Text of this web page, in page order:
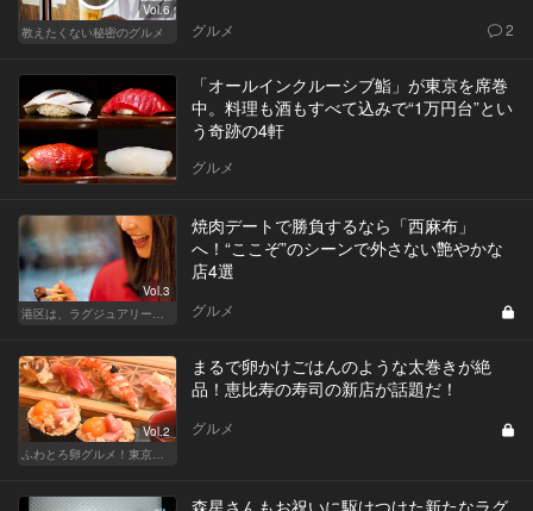
Vol.6
教えたくない秘密のグルメ
グルメ 2
「オールインクルーシブ鮨」が東京を席巻
中。料理も酒もすべて込みで“1万円台”とい
う奇跡の4軒
グルメ
Vol.3
港区は、ラグジュアリーな焼肉デートにおすすめ
焼肉デートで勝負するなら「西麻布」
へ！“ここぞ”のシーンで外さない艶やかな
店4選
グルメ
Vol.2
ふわとろ卵グルメ！東京で外せない人気店
まるで卵かけごはんのような太巻きが絶
品！恵比寿の寿司の新店が話題だ！
グルメ